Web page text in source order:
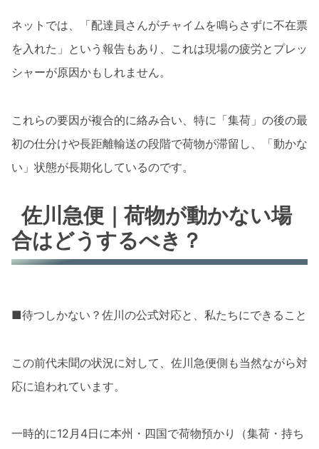
ネットでは、「配達員さんがチャイムを鳴らさずに不在票
を入れた」という報告もあり、これは現場の疲労とプレッ
シャーが原因かもしれません。
これらの要因が複合的に絡み合い、特に「集荷」の後の最
初の仕分けや長距離輸送の段階で荷物が滞留し、「動かな
い」状態が長期化しているのです。
佐川急便｜荷物が動かない場
合はどうするべき？
■待つしかない？佐川の公式対応と、私たちにできること
この前代未聞の状況に対して、佐川急便側も当然ながら対
応に追われています。
一時的に12月4日に本州・四国で荷物預かり（集荷・持ち